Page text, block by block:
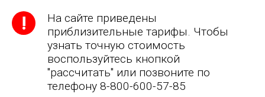
На сайте приведены
приблизительные тарифы. Чтобы
узнать точную стоимость
воспользуйтесь кнопкой
"рассчитать" или позвоните по
телефону 8-800-600-57-85